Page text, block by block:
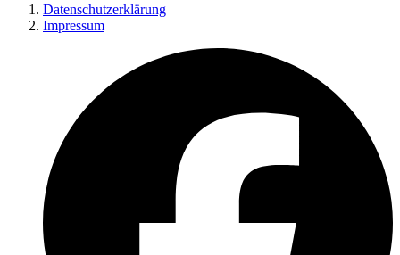
Datenschutzerklärung
Impressum